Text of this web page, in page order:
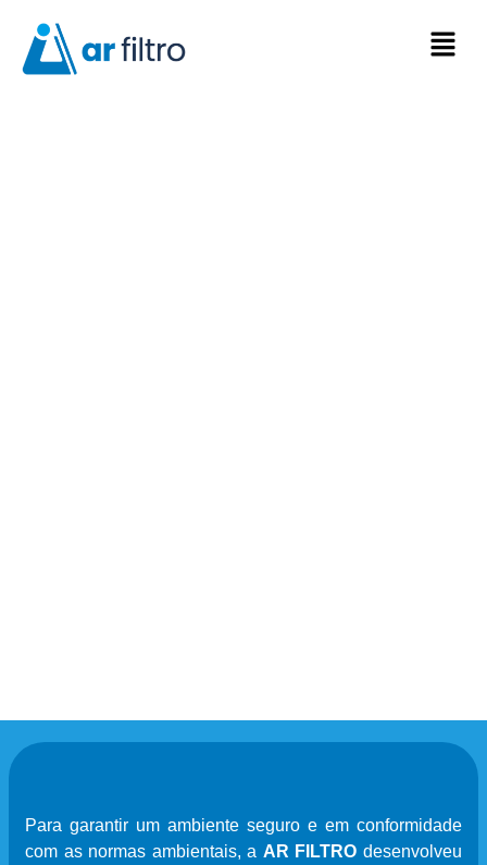
Para garantir um ambiente seguro e em conformidade
com as normas ambientais, a AR FILTRO desenvolveu